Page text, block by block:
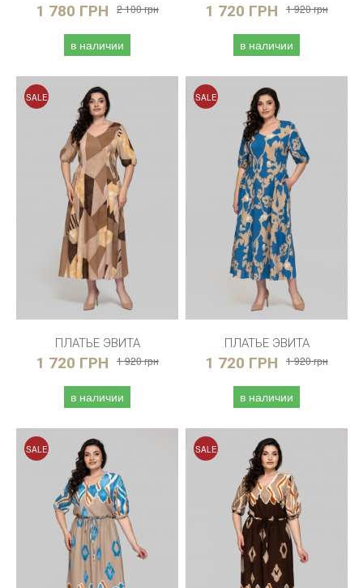
1 780 ГРН 2 100 грн
в наличии
1 720 ГРН 1 920 грн
в наличии
SALE
ПЛАТЬЕ ЭВИТА
1 720 ГРН 1 920 грн
в наличии
SALE
ПЛАТЬЕ ЭВИТА
1 720 ГРН 1 920 грн
в наличии
SALE SALE